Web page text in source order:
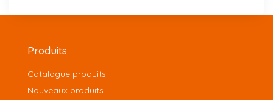
Produits
Catalogue produits
Nouveaux produits